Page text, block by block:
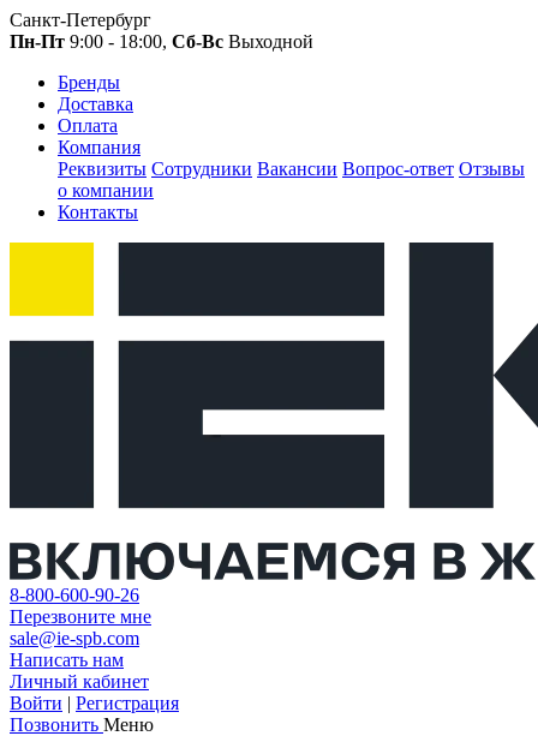
Санкт-Петербург
Пн-Пт 9:00 - 18:00, Сб-Вс Выходной
Бренды
Доставка
Оплата
Компания
Реквизиты Сотрудники Вакансии Вопрос-ответ Отзывы
о компании
Контакты
8-800-600-90-26
Перезвоните мне
sale@ie-spb.com
Написать нам
Личный кабинет
Войти | Регистрация
Позвонить Меню